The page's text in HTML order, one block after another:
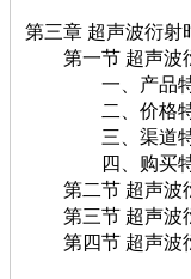
第三章 超声波衍射
第一节 超声波衍
一、产品特
二、价格特
三、渠道特
四、购买特
第二节 超声波衍
第三节 超声波衍
第四节 超声波衍